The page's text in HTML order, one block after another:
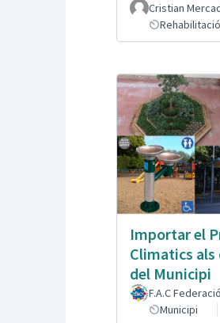
Cristian
Importar el
Climatics
del Municipi
F.A.C
Municipi